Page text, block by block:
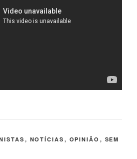
, NOTÍCIAS , OPINIÃO , SEM